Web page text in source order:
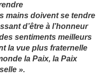
mains doivent se tendre
d’être à l’honneur
sentiments meilleurs
la vue plus fraternelle
la Paix, la Paix
».